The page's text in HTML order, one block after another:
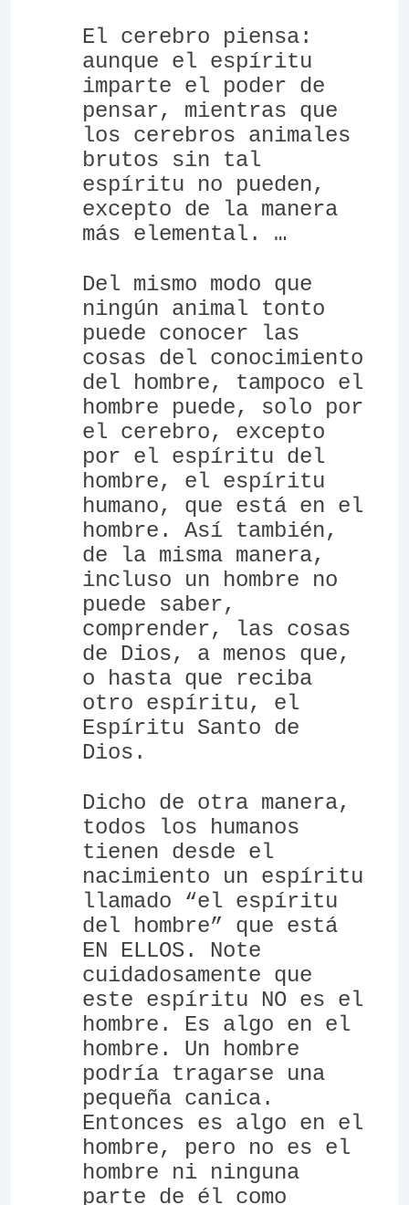
El cerebro piensa:
aunque el espíritu
imparte el poder de
pensar, mientras que
los cerebros animales
brutos sin tal
espíritu no pueden,
excepto de la manera
más elemental. …
Del mismo modo que
ningún animal tonto
puede conocer las
cosas del conocimiento
del hombre, tampoco el
hombre puede, solo por
el cerebro, excepto
por el espíritu del
hombre, el espíritu
humano, que está en el
hombre. Así también,
de la misma manera,
incluso un hombre no
puede saber,
comprender, las cosas
de Dios, a menos que,
o hasta que reciba
otro espíritu, el
Espíritu Santo de
Dios.
Dicho de otra manera,
todos los humanos
tienen desde el
nacimiento un espíritu
llamado “el espíritu
del hombre” que está
EN ELLOS. Note
cuidadosamente que
este espíritu NO es el
hombre. Es algo en el
hombre. Un hombre
podría tragarse una
pequeña canica.
Entonces es algo en el
hombre, pero no es el
hombre ni ninguna
parte de él como